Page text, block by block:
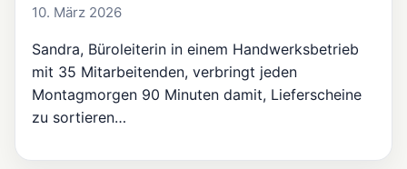
10. März 2026
Sandra, Büroleiterin in einem Handwerksbetrieb
mit 35 Mitarbeitenden, verbringt jeden
Montagmorgen 90 Minuten damit, Lieferscheine
zu sortieren…